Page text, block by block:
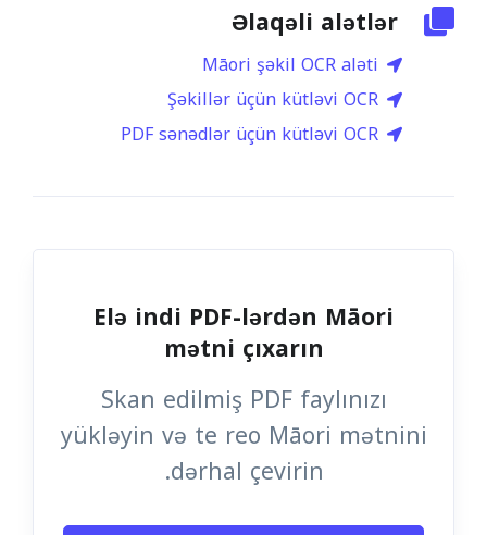
Əlaqəli alətlər
Māori şəkil OCR aləti
Şəkillər üçün kütləvi OCR
PDF sənədlər üçün kütləvi OCR
Elə indi PDF-lərdən Māori
mətni çıxarın
Skan edilmiş PDF faylınızı
yükləyin və te reo Māori mətnini
dərhal çevirin.